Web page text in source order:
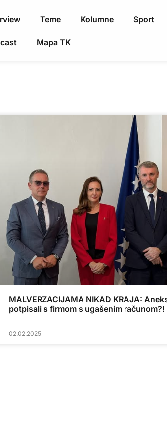
Teme Kolumne Sport
Mapa TK
MALVERZACIJAMA NIKAD KRAJA:
potpisali s firmom s ugašenim računom?!
02.02.2025.